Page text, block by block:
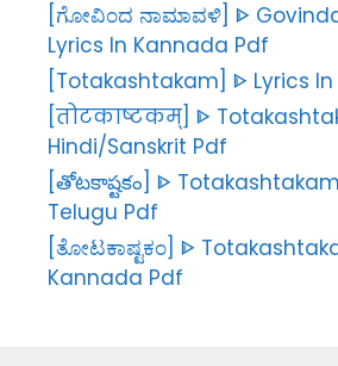
[ಗೋವಿಂದ ನಾಮಾವಳಿ] ᐈ
Lyrics In Kannada Pdf
[Totakashtakam] ᐈ Lyrics In
[तोटकाष्टकम्] ᐈ
Hindi/Sanskrit Pdf
[తోటకాష్టకం] ᐈ
Telugu Pdf
[ತೋಟಕಾಷ್ಟಕಂ] ᐈ
Kannada Pdf